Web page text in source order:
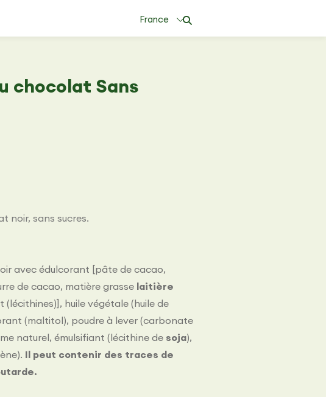
France
chocolat Sans
noir, sans sucres.
avec édulcorant [pâte de cacao,
de cacao, matière grasse laitière
(lécithines)], huile végétale (huile de
(maltitol), poudre à lever (carbonate
naturel, émulsifiant (lécithine de soja),
Il peut contenir des traces de